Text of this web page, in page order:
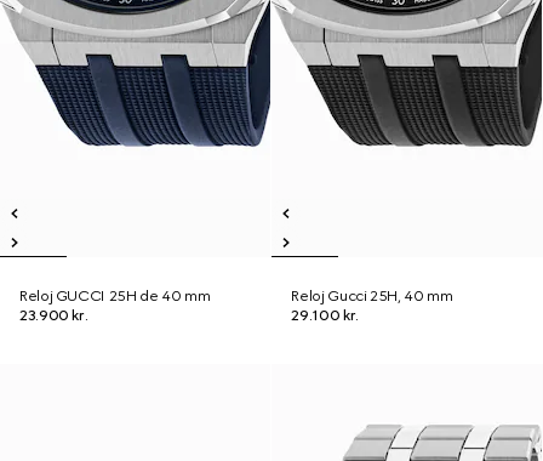
Reloj GUCCI 25H de 40 mm
23.900 kr.
Reloj Gucci 25H, 40 mm
29.100 kr.